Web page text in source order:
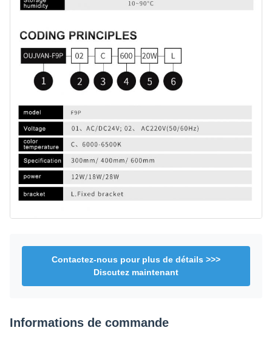
Contactez-nous pour plus de détails >>>
Discutez maintenant
Informations de commande